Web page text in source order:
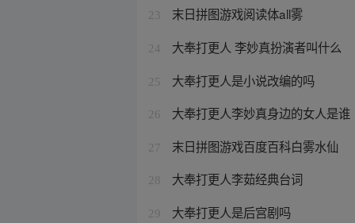
23 末日拼图游戏阅读体all雾
24 大奉打更人 李妙真扮演者叫什么
25 大奉打更人是小说改编的吗
26 大奉打更人李妙真身边的女人是谁
27 末日拼图游戏百度百科白雾水仙
28 大奉打更人李茹经典台词
29 大奉打更人是后宫剧吗